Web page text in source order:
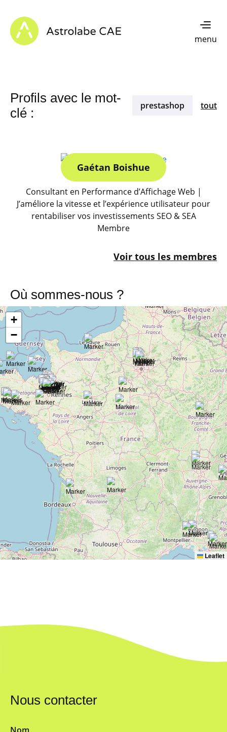
Astrolabe CAE - Home
menu
Profils avec le mot-
clé :
prestashop tout
Gaétan Boishue
Consultant en Performance d’Affichage Web |
J’améliore la vitesse et l’expérience utilisateur pour
rentabiliser vos investissements SEO & SEA
Membre
Voir tous les membres
Où sommes-nous ?
+
−
Leaflet
Nous contacter